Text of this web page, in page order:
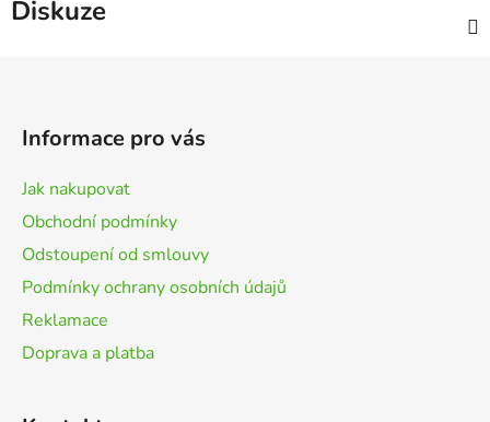
Diskuze
Informace pro vás
Jak nakupovat
Obchodní podmínky
Odstoupení od smlouvy
Podmínky ochrany osobních údajů
Reklamace
Doprava a platba